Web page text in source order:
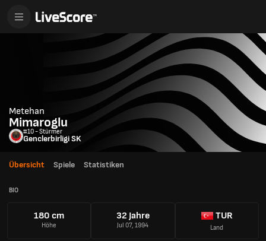
Metehan
Mimaroglu
#10 - Stürmer
Genclerbirligi SK
Übersicht Spiele Statistiken
BIO
180 cm
Höhe
32 Jahre
Jul 07, 1994
TUR
Land